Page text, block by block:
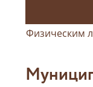
Физическим